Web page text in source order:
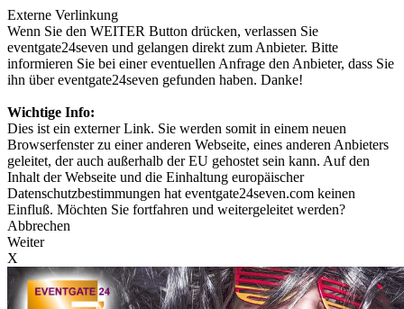
Externe Verlinkung
Wenn Sie den WEITER Button drücken, verlassen Sie
eventgate24seven und gelangen direkt zum Anbieter. Bitte
informieren Sie bei einer eventuellen Anfrage den Anbieter, dass Sie
ihn über eventgate24seven gefunden haben. Danke!
Wichtige Info:
Dies ist ein externer Link. Sie werden somit in einem neuen
Browserfenster zu einer anderen Webseite, eines anderen Anbieters
geleitet, der auch außerhalb der EU gehostet sein kann. Auf den
Inhalt der Webseite und die Einhaltung europäischer
Datenschutzbestimmungen hat eventgate24seven.com keinen
Einfluß. Möchten Sie fortfahren und weitergeleitet werden?
Abbrechen
Weiter
X